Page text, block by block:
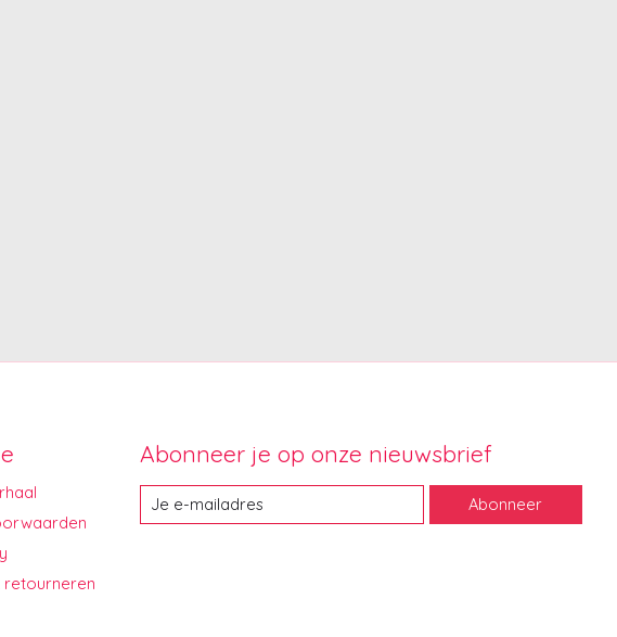
retourneren
Abonneer je op onze nieuwsbrief
Abonneer